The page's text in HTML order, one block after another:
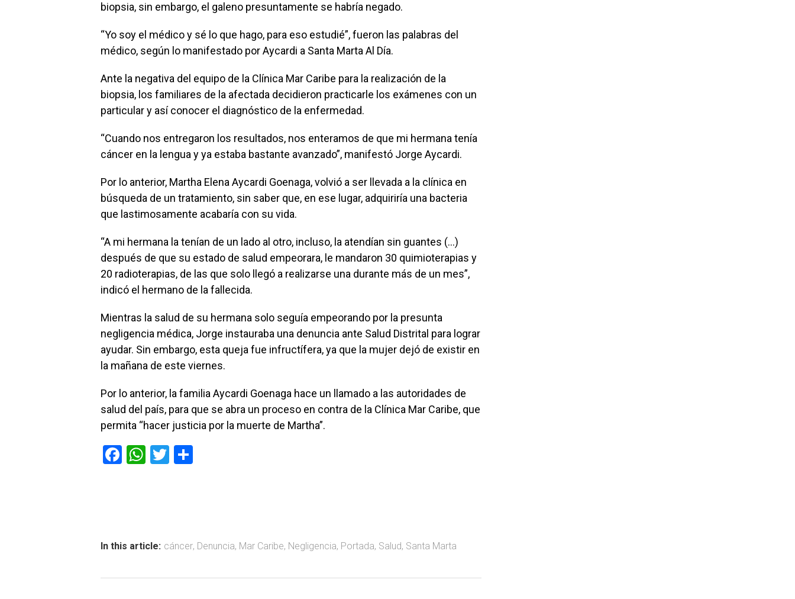
biopsia, sin embargo, el galeno presuntamente se habría negado.
“Yo soy el médico y sé lo que hago, para eso estudié”, fueron las palabras del
médico, según lo manifestado por Aycardi a Santa Marta Al Día.
Ante la negativa del equipo de la Clínica Mar Caribe para la realización de la
biopsia, los familiares de la afectada decidieron practicarle los exámenes con un
particular y así conocer el diagnóstico de la enfermedad.
“Cuando nos entregaron los resultados, nos enteramos de que mi hermana tenía
cáncer en la lengua y ya estaba bastante avanzado”, manifestó Jorge Aycardi.
Por lo anterior, Martha Elena Aycardi Goenaga, volvió a ser llevada a la clínica en
búsqueda de un tratamiento, sin saber que, en ese lugar, adquiriría una bacteria
que lastimosamente acabaría con su vida.
“A mi hermana la tenían de un lado al otro, incluso, la atendían sin guantes (…)
después de que su estado de salud empeorara, le mandaron 30 quimioterapias y
20 radioterapias, de las que solo llegó a realizarse una durante más de un mes”,
indicó el hermano de la fallecida.
Mientras la salud de su hermana solo seguía empeorando por la presunta
negligencia médica, Jorge instauraba una denuncia ante Salud Distrital para lograr
ayudar. Sin embargo, esta queja fue infructífera, ya que la mujer dejó de existir en
la mañana de este viernes.
Por lo anterior, la familia Aycardi Goenaga hace un llamado a las autoridades de
salud del país, para que se abra un proceso en contra de la Clínica Mar Caribe, que
permita “hacer justicia por la muerte de Martha”.
F
ok
W
p
T
tir
In this article: cáncer, Denuncia, Mar Caribe, Negligencia, Portada, Salud, Santa Marta